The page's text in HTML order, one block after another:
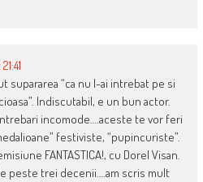
supararea “ca nu l-ai intrebat pe si
Indiscutabil, e un bun actor.
incomode….aceste te vor feri
festiviste, “pupincuriste”.
FANTASTICA!, cu Dorel Visan.
peste trei decenii….am scris mult